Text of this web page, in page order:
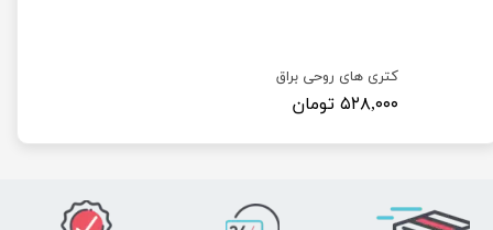
کتری های روحی براق
۵۲۸,۰۰۰ تومان